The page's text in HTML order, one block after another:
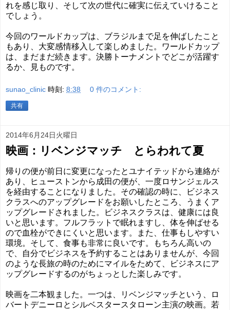
れを感じ取り、そして次の世代に確実に伝えていけること
でしょう。
今回のワールドカップは、ブラジルまで足を伸ばしたこと
もあり、大変感情移入して楽しめました。ワールドカップ
は、まだまだ続きます。決勝トーナメントでどこが活躍す
るか、見ものです。
sunao_clinic 時刻: 8:38 0 件のコメント:
共有
2014年6月24日火曜日
映画：リベンジマッチ とらわれて夏
帰りの便が前日に変更になったとユナイテッドから連絡が
あり、ヒューストンから成田の便が、一度ロサンジェルス
を経由することになりました。その確認の時に、ビジネス
クラスへのアップグレードをお願いしたところ、うまくア
ップグレードされました。ビジネスクラスは、健康には良
いと思います。フルフラットで眠れますし、体を伸ばせる
ので血栓ができにくいと思います。また、仕事もしやすい
環境。そして、食事も非常に良いです。もちろん高いの
で、自分でビジネスを予約することはありませんが、今回
のような長旅の時のためにマイルをためて、ビジネスにア
ップグレードするのがちょっとした楽しみです。
映画を二本観ました。一つは、リベンジマッチという、ロ
バートデニーロとシルベスタースタローン主演の映画。若